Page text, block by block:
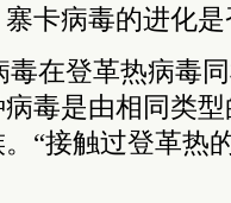
卡病毒的进化
毒在登革热病毒
毒是由相同类
“接触过登革热